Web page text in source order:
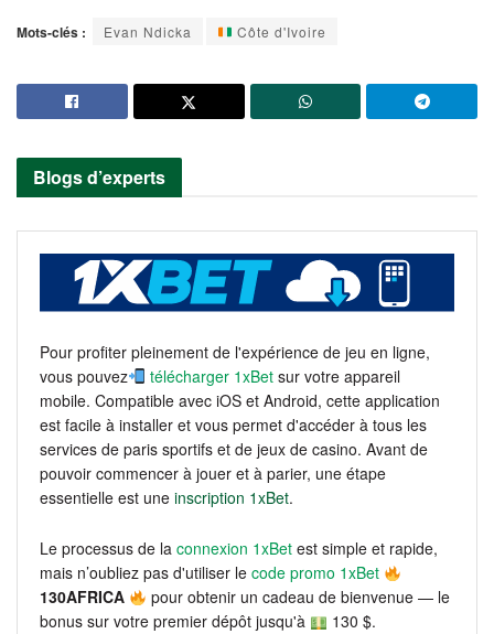
Mots-clés : Evan Ndicka Côte d'Ivoire
Blogs d’experts
Pour profiter pleinement de l'expérience de jeu en ligne,
vous pouvez
télécharger 1xBet sur votre appareil
mobile. Compatible avec iOS et Android, cette application
est facile à installer et vous permet d'accéder à tous les
services de paris sportifs et de jeux de casino. Avant de
pouvoir commencer à jouer et à parier, une étape
essentielle est une inscription 1xBet.
Le processus de la connexion 1xBet est simple et rapide,
mais n’oubliez pas d'utiliser le code promo 1xBet
130AFRICA
pour obtenir un cadeau de bienvenue — le
bonus sur votre premier dépôt jusqu'à
130 $.